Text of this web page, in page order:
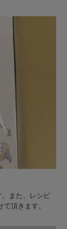
また、レシピ
て頂きます。